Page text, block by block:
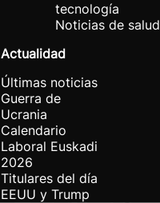
tecnología
Noticias de salud
Actualidad
Últimas noticias
Guerra de
Ucrania
Calendario
Laboral Euskadi
2026
Titulares del día
EEUU y Trump